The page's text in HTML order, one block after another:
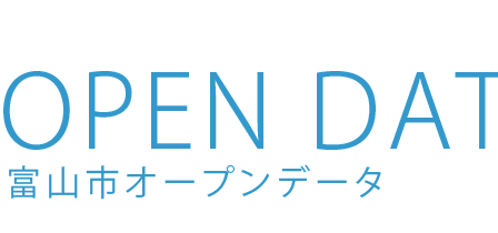
Skip to main content